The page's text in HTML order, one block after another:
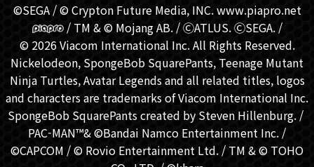
©SEGA / © Crypton Future Media, INC. www.piapro.net
/ TM & © Mojang AB. / ⒸATLUS. ⒸSEGA. /
© 2026 Viacom International Inc. All Rights Reserved.
Nickelodeon, SpongeBob SquarePants, Teenage Mutant
Ninja Turtles, Avatar Legends and all related titles, logos
and characters are trademarks of Viacom International Inc.
SpongeBob SquarePants created by Steven Hillenburg. / ​
PAC-MAN™& ©Bandai Namco Entertainment Inc. /
©CAPCOM / © Rovio Entertainment Ltd. / TM & © TOHO